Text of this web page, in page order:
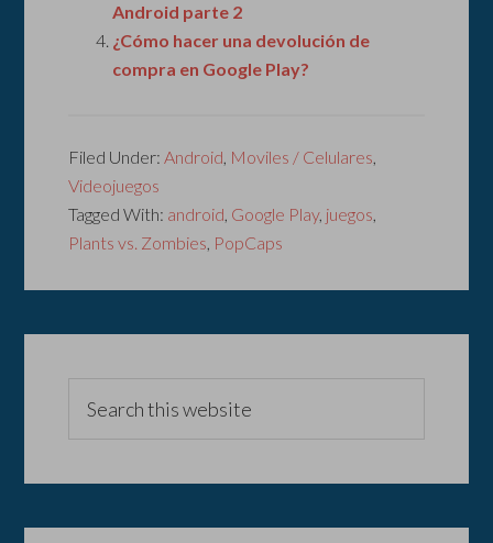
Android parte 2
¿Cómo hacer una devolución de
compra en Google Play?
Filed Under:Android, Moviles / Celulares,
Videojuegos
Tagged With: android, Google Play, juegos,
Plants vs. Zombies, PopCaps